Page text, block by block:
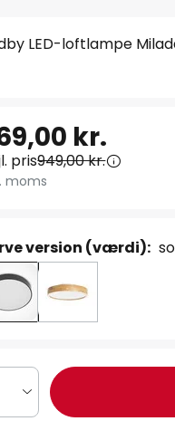
LED-loftlampe
kr.
pris949,00 kr.
moms
version (værdi):